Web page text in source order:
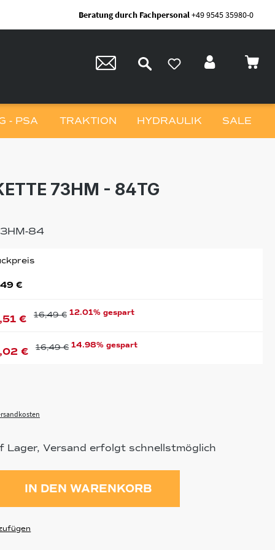
Beratung durch Fachpersonal+49 9545 35980-0
- PSA TRAKTION HYDRAULIK SALE
73HM - 84TG
84
€
€ 16,49 € 12.01% gespart
€ 16,49 € 14.98% gespart
Versand erfolgt schnellstmöglich
Gib den gewünschten Wert
IN DEN WARENKORB